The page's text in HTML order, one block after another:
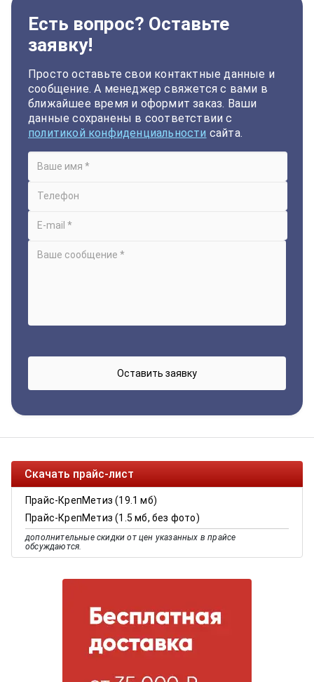
Есть вопрос? Оставьте
заявку!
Просто оставьте свои контактные данные и
сообщение. А менеджер свяжется с вами в
ближайшее время и оформит заказ. Ваши
данные сохранены в соответствии с
политикой конфиденциальности сайта.
Скачать прайс-лист
Прайс-КрепМетиз (19.1 мб)
Прайс-КрепМетиз (1.5 мб, без фото)
дополнительные скидки от цен указанных в прайсе
обсуждаются.